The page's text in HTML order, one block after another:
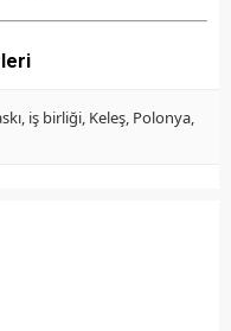
, iş birliği, Keleş, Polonya,